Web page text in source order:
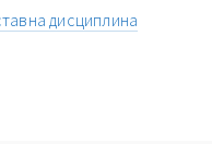
дисциплина